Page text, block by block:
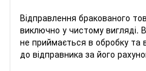
Відправлення бракованого
виключно у чистому вигляді.
не приймається в обробку та
до відправника за його